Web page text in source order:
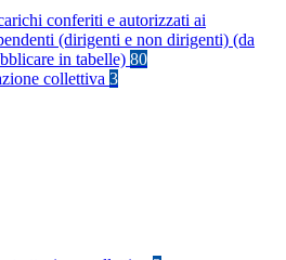
conferiti e autorizzati ai
(dirigenti e non dirigenti) (da
in tabelle) 80
collettiva 3